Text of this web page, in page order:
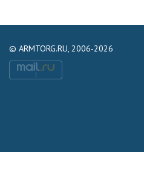
© ARMTORG.RU, 2006-2026